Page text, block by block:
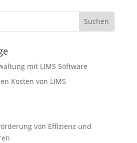
mit LIMS Software
Kosten von LIMS
von Effizienz und